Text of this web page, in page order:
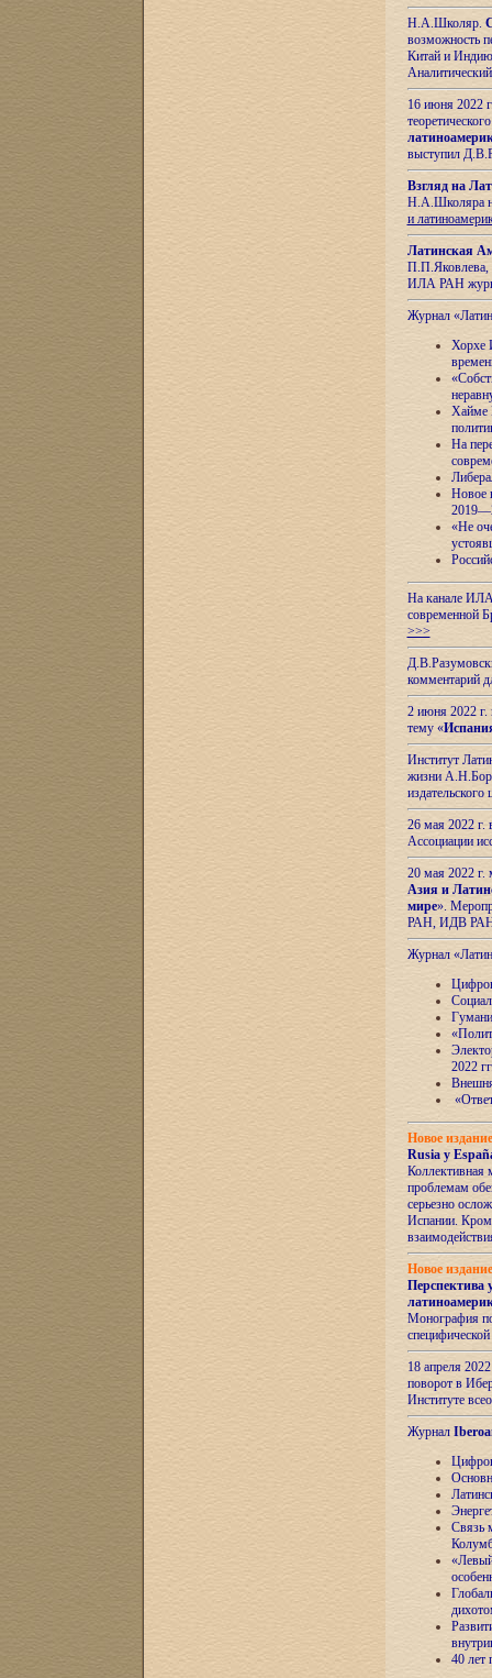
Н.А.Школяр.
возможность
Китай и
16 июня 2022
выступил
Взгляд на
Н.А.Школяра
и
Латинская
П.П.Яковлева,
ИЛА РАН
Журнал
Хорхе
Хайме
На
Новое
«Не
На канале ИЛА
современной
>>>
комментарий
2 июня 2022 г.
тему «
Институт
жизни
26 мая 2022
Ассоциации
20 мая 2022
Азия и
мире».
РАН, ИДВ
Журнал
2022
Новое
Rusia y
Коллективная
проблемам
серьезно
Испании.
Новое
Перспектива
Монография
18 апреля
поворот в
Институте
Журнал
Связь
40 лет